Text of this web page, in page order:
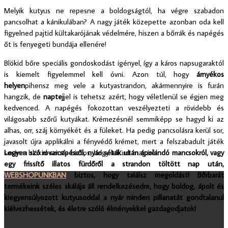
Melyik kutyus ne repesne a boldogságtól, ha végre szabadon
pancsolhat a kánikulában? A nagy játék közepette azonban oda kell
figyelned pajtid kültakarójának védelmére, hiszen a bőrrák és napégés
őt is fenyegeti bundája ellenére!
Blökid bőre speciális gondoskodást igényel, így a káros napsugaraktól
is kiemelt figyelemmel kell óvni. Azon túl, hogy
árnyékos
helyenpihensz meg vele a kutyastrandon, akármennyire is furán
hangzik, de naptejjel is tehetsz azért, hogy véletlenül se égjen meg
kedvenced. A napégés fokozottan veszélyezteti a rövidebb és
világosabb szőrű kutyákat. Krémezésnél semmiképp se hagyd ki az
alhas, orr, száj környékét és a füleket. Ha pedig pancsolásra kerül sor,
javasolt újra applikálni a fényvédő krémet, mert a felszabadult játék
során a blökid szinte biztos, hogy lefürdi magáról.
Legyen szó rovarcsípésről, nyári séták után ápolandó mancsokról, vagy
egy frissítő illatos fürdőről a strandon töltött nap után,
WEBSHOPUNKBAN biztos, hogy találsz megoldást! Bőrbarát
termékeink széles skálája áll rendelkezésedre, hogy boldog, ápolt és
kiegyensúlyozott kutyusoddal a nyár minden pillanatát gondtalanul
kiélvezhessétek, és életre szóló élményekkel gazdagodjatok!